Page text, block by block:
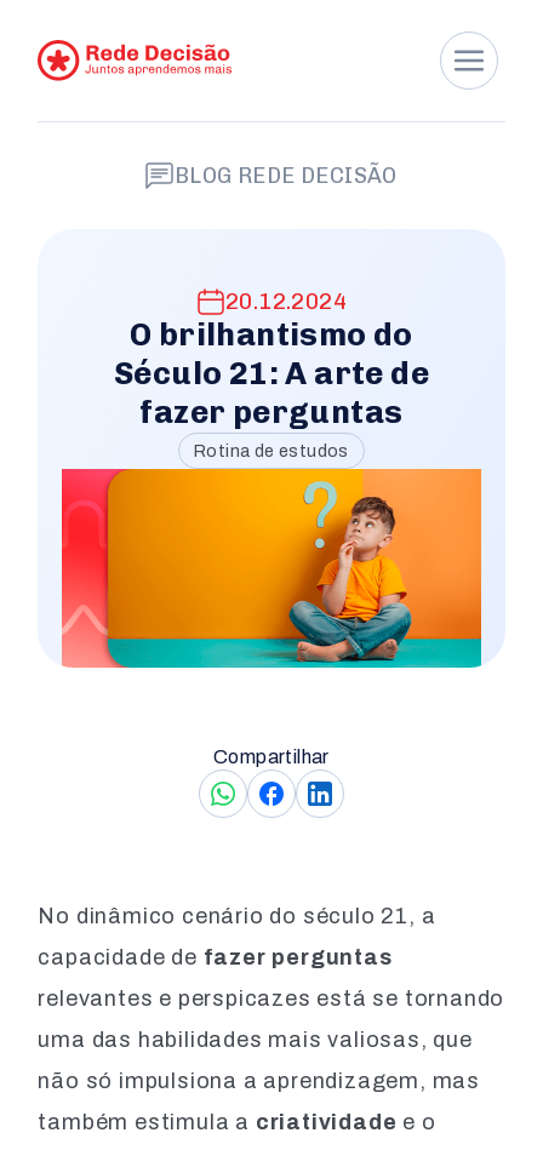
BLOG REDE DECISÃO
20.12.2024
O brilhantismo do
Século 21: A arte de
fazer perguntas
Rotina de estudos
Compartilhar
No dinâmico cenário do século 21, a
capacidade de fazer perguntas
relevantes e perspicazes está se tornando
uma das habilidades mais valiosas, que
não só impulsiona a aprendizagem, mas
também estimula a criatividade e o